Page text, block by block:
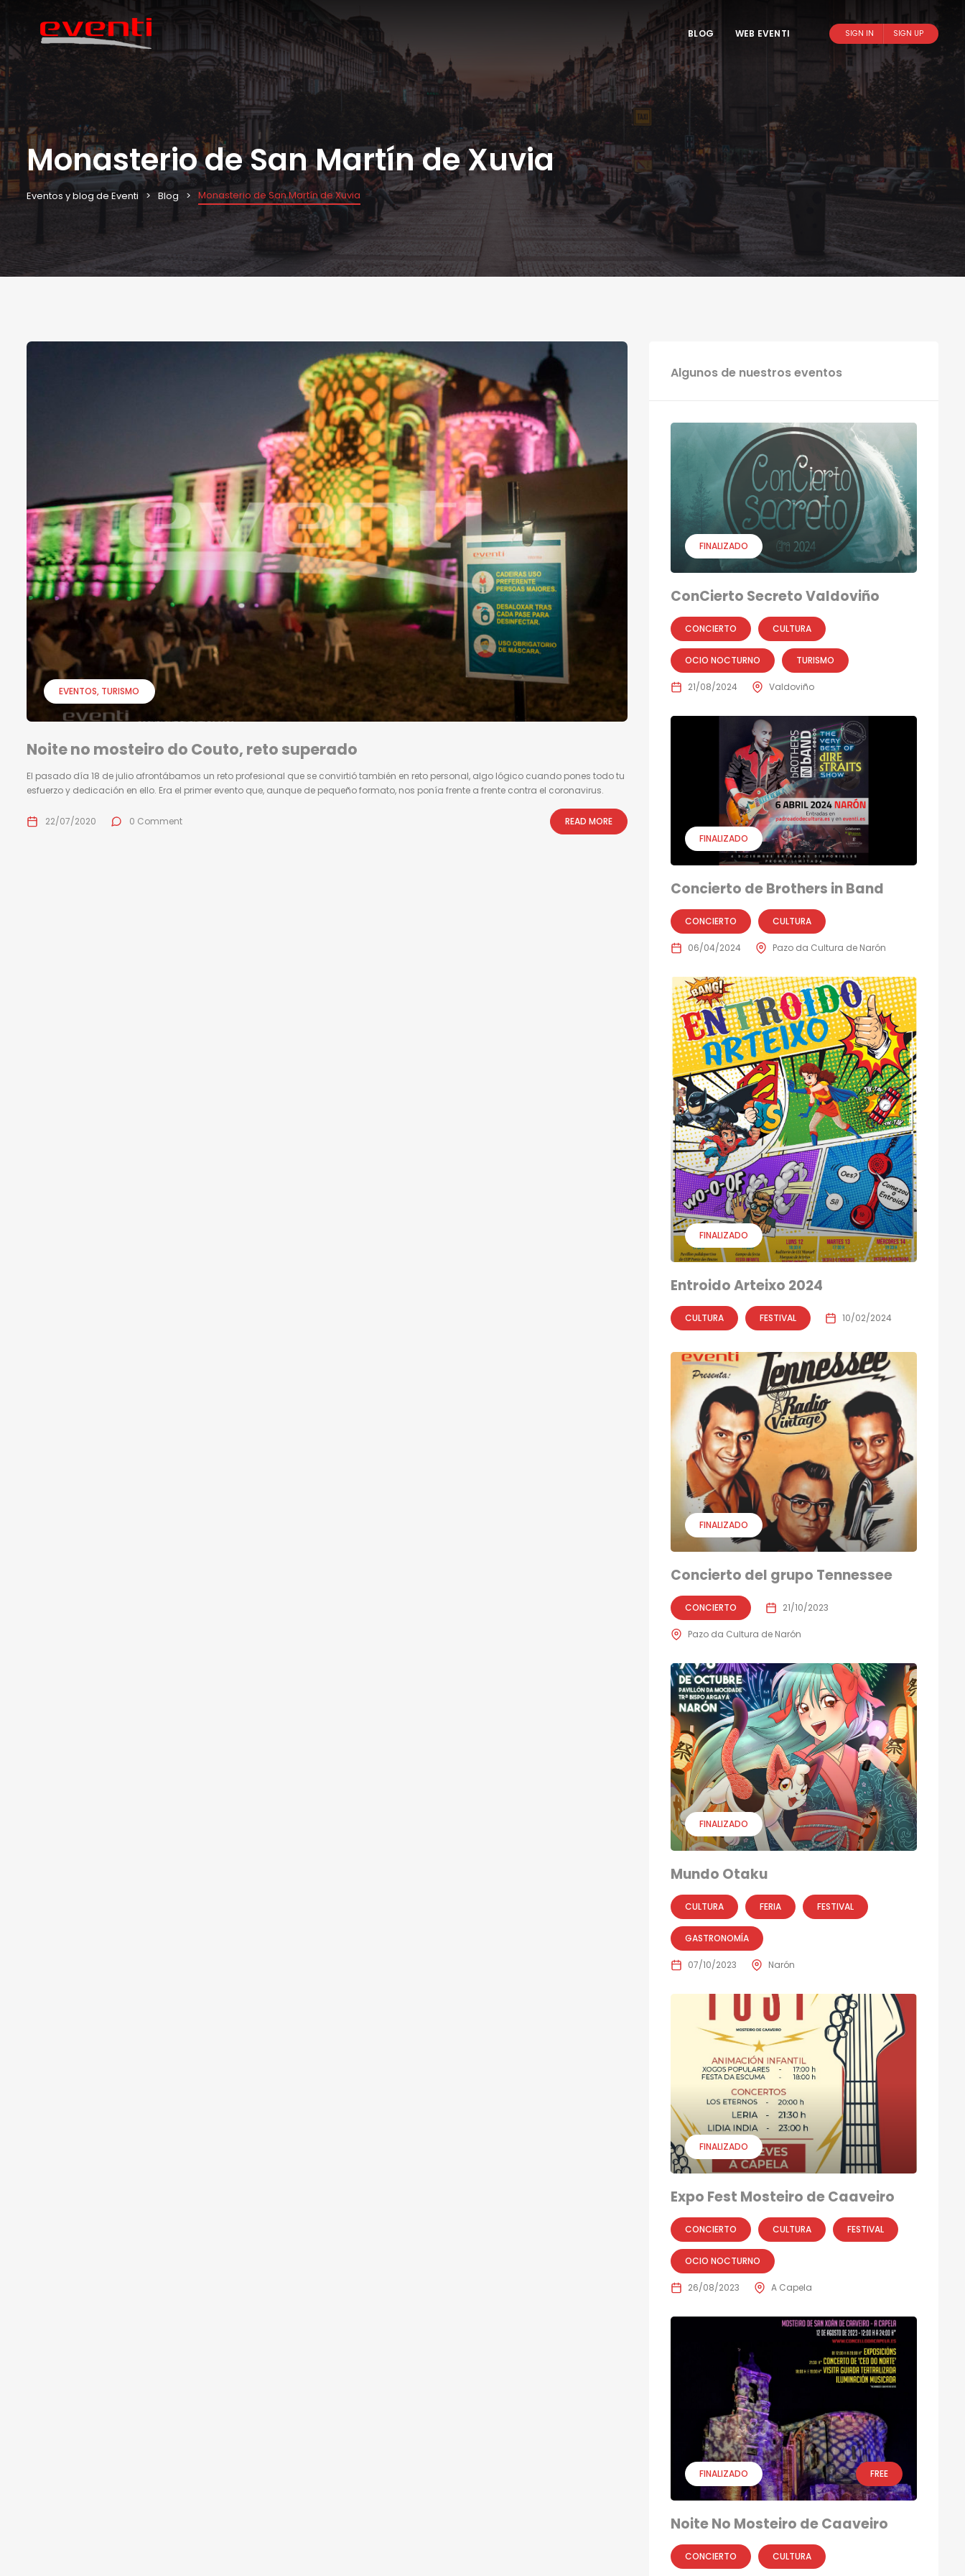
BLOG WEB EVENTI SIGN IN SIGN UP
Monasterio de San Martín de Xuvia
Eventos y blog de Eventi Blog Monasterio de San Martín de Xuvia
EVENTOS TURISMO
Noite no mosteiro do Couto, reto superado
El pasado día 18 de julio afrontábamos un reto profesional que se convirtió también en reto personal, algo lógico cuando pones todo tu
esfuerzo y dedicación en ello. Era el primer evento que, aunque de pequeño formato, nos ponía frente a frente contra el coronavirus.
22/07/2020 0 Comment READ MORE
Algunos de nuestros eventos
FINALIZADO
ConCierto Secreto Valdoviño
CONCIERTO CULTURA
OCIO NOCTURNO TURISMO
21/08/2024 Valdoviño
FINALIZADO
Concierto de Brothers in Band
CONCIERTO CULTURA
06/04/2024 Pazo da Cultura de Narón
FINALIZADO
Entroido Arteixo 2024
CULTURA FESTIVAL 10/02/2024
FINALIZADO
Concierto del grupo Tennessee
CONCIERTO 21/10/2023
Pazo da Cultura de Narón
FINALIZADO
Mundo Otaku
CULTURA FERIA FESTIVAL
GASTRONOMÍA
07/10/2023 Narón
FINALIZADO
Expo Fest Mosteiro de Caaveiro
CONCIERTO CULTURA FESTIVAL
OCIO NOCTURNO
26/08/2023 A Capela
FINALIZADO FREE
Noite No Mosteiro de Caaveiro
CONCIERTO CULTURA